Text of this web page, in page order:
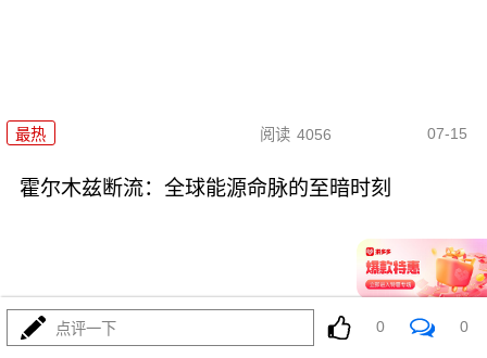
最热 阅读 4056 07-15
霍尔木兹断流：全球能源命脉的至暗时刻
最热 4310 07-15
点评一下 0 0